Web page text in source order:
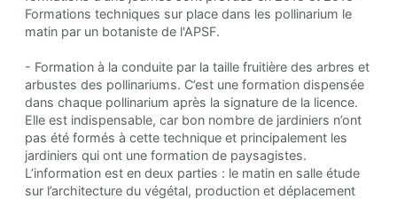
Formations techniques sur place dans les pollinarium le
matin par un botaniste de l'APSF.
- Formation à la conduite par la taille fruitière des arbres et
arbustes des pollinariums. C’est une formation dispensée
dans chaque pollinarium après la signature de la licence.
Elle est indispensable, car bon nombre de jardiniers n’ont
pas été formés à cette technique et principalement les
jardiniers qui ont une formation de paysagistes.
L’information est en deux parties : le matin en salle étude
sur l’architecture du végétal, production et déplacement